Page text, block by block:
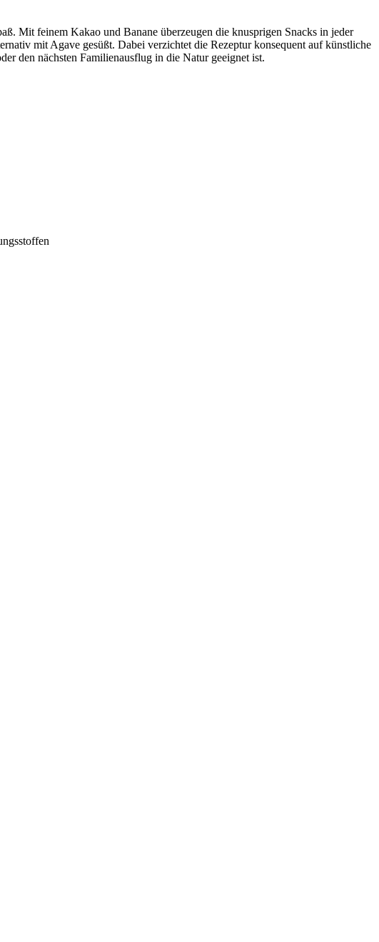
Mit feinem Kakao und Banane überzeugen die knusprigen Snacks in jeder
mit Agave gesüßt. Dabei verzichtet die Rezeptur konsequent auf künstliche
den nächsten Familienausflug in die Natur geeignet ist.